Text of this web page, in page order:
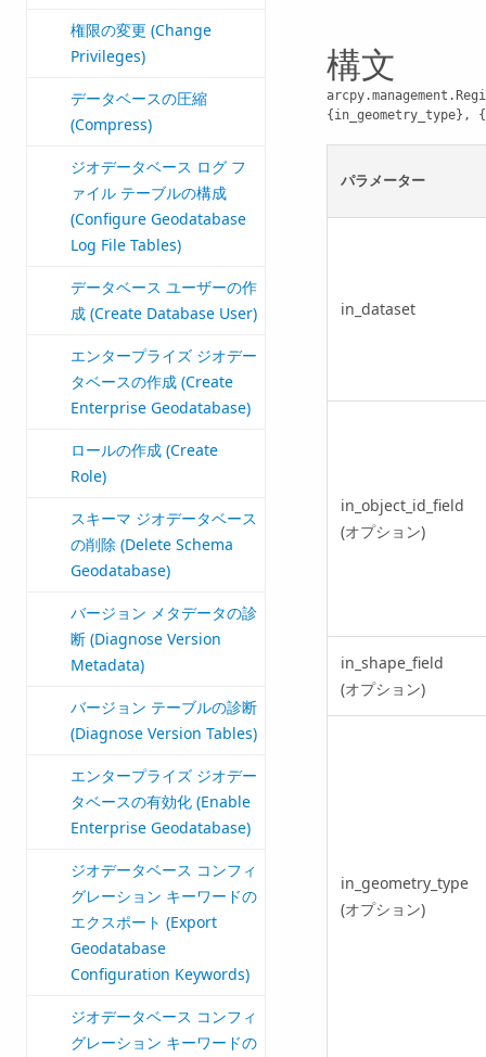
権限の変更 (Change
Privileges)
データベースの圧縮
(Compress)
ジオデータベース ログ フ
ァイル テーブルの構成
(Configure Geodatabase
Log File Tables)
データベース ユーザーの作
成 (Create Database User)
エンタープライズ ジオデー
タベースの作成 (Create
Enterprise Geodatabase)
ロールの作成 (Create
Role)
スキーマ ジオデータベース
の削除 (Delete Schema
Geodatabase)
バージョン メタデータの診
断 (Diagnose Version
Metadata)
バージョン テーブルの診断
(Diagnose Version Tables)
エンタープライズ ジオデー
タベースの有効化 (Enable
Enterprise Geodatabase)
ジオデータベース コンフィ
グレーション キーワードの
エクスポート (Export
Geodatabase
Configuration Keywords)
ジオデータベース コンフィ
グレーション キーワードの
構文
パラメーター
in_dataset
in_object_id_field
(オプション)
in_shape_field
(オプション)
in_geometry_type
(オプション)